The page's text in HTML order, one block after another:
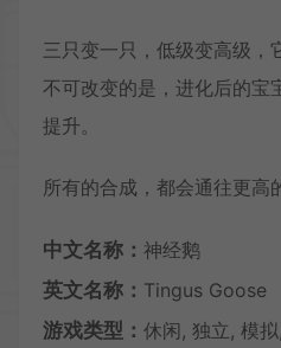
三只变一只，低级变高级，
不可改变的是，进化后的宝
提升。
所有的合成，都会通往更高
中文名称： 神经鹅
英文名称： Tingus Goose
游戏类型： 休闲, 独立, 模